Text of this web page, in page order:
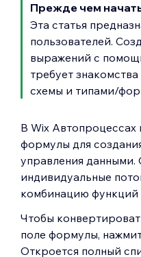
Прежде чем
Эта статья
пользователей.
выражений с
требует
схемы и типами/
В Wix Автопроцессах
формулы для
управления данными.
индивидуальные
комбинацию функций
Чтобы
поле формулы,
Откроется полный